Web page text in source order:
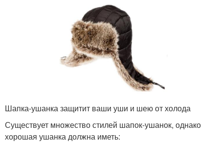
Шапка-ушанка защитит ваши уши и шею от холода
Существует множество стилей шапок-ушанок, однако
хорошая ушанка должна иметь: